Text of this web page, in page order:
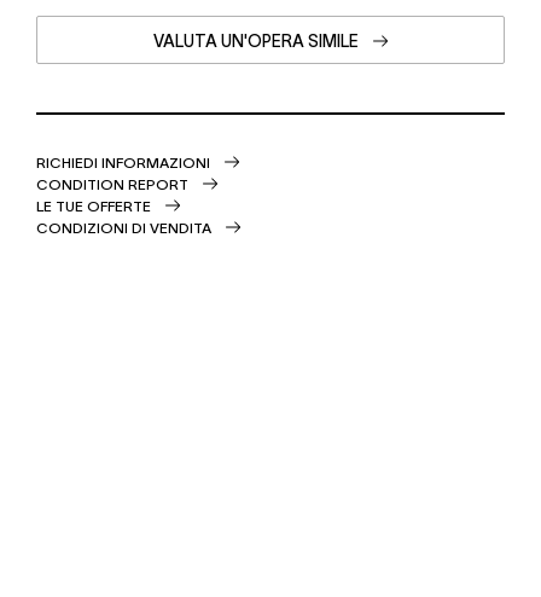
VALUTA UN'OPERA SIMILE
RICHIEDI INFORMAZIONI
CONDITION REPORT
LE TUE OFFERTE
CONDIZIONI DI VENDITA